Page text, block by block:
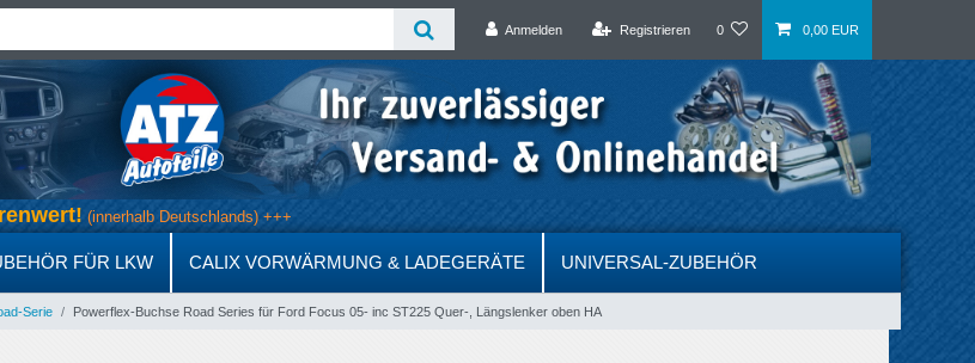
Anmelden Registrieren 0 0,00 EUR
(innerhalb Deutschlands) +++
FÜR LKW CALIX VORWÄRMUNG & LADEGERÄTE UNIVERSAL-ZUBEHÖR
Serie Powerflex-Buchse Road Series für Ford Focus 05- inc ST225 Quer-, Längslenker oben HA